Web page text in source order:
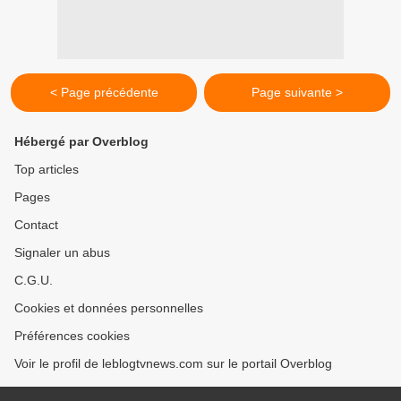
< Page précédente Page suivante >
Hébergé par Overblog
Top articles
Pages
Contact
Signaler un abus
C.G.U.
Cookies et données personnelles
Préférences cookies
Voir le profil de leblogtvnews.com sur le portail Overblog